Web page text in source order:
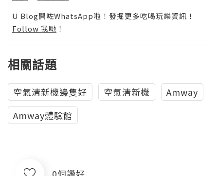
U Blog開咗WhatsApp啦！發掘更多吃喝玩樂資訊！
Follow 我哋 ！
相關話題
空氣清新機邊隻好 空氣清新機
Amway
Amway體驗館
0個讚好